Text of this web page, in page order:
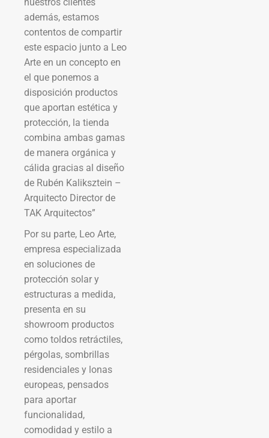
además, estamos
contentos de compartir
este espacio junto a Leo
Arte en un concepto en
el que ponemos a
disposición productos
que aportan estética y
protección, la tienda
combina ambas gamas
de manera orgánica y
cálida gracias al diseño
de Rubén Kaliksztein –
Arquitecto Director de
TAK Arquitectos”
Por su parte, Leo Arte,
empresa especializada
en soluciones de
protección solar y
estructuras a medida,
presenta en su
showroom productos
como toldos retráctiles,
pérgolas, sombrillas
residenciales y lonas
europeas, pensados
para aportar
funcionalidad,
comodidad y estilo a